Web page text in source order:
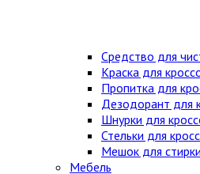
Средство для
Краска для
Пропитка для
Дезодорант для
Шнурки для
Стельки для
Мешок для
Мебель